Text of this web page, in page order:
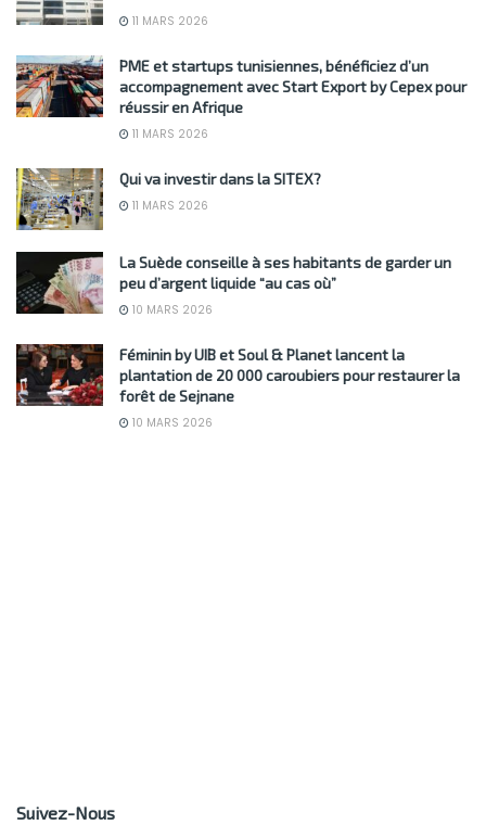
11 MARS 2026
PME et startups tunisiennes, bénéficiez d’un
accompagnement avec Start Export by Cepex pour
réussir en Afrique
11 MARS 2026
Qui va investir dans la SITEX?
11 MARS 2026
La Suède conseille à ses habitants de garder un
peu d’argent liquide “au cas où”
10 MARS 2026
Féminin by UIB et Soul & Planet lancent la
plantation de 20 000 caroubiers pour restaurer la
forêt de Sejnane
10 MARS 2026
Suivez-Nous